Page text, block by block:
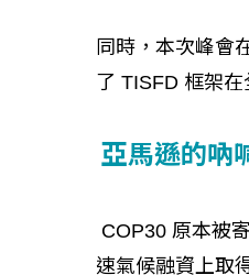
同時，本次峰會
了 TISFD 框架
亞馬遜的吶
COP30 原本被
速氣候融資上取